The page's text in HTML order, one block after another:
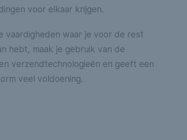
voor elkaar krijgen.
vaardigheden waar je voor de rest
hebt, maak je gebruik van de
verzendtechnologieën en geeft een
veel voldoening.